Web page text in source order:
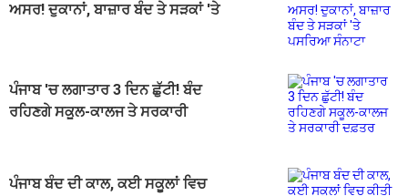
ਅਸਰ! ਦੁਕਾਨਾਂ, ਬਾਜ਼ਾਰ ਬੰਦ ਤੇ ਸੜਕਾਂ 'ਤੇ
ਪੰਜਾਬ 'ਚ ਲਗਾਤਾਰ 3 ਦਿਨ ਛੁੱਟੀ! ਬੰਦ
ਰਹਿਣਗੇ ਸਕੂਲ-ਕਾਲਜ ਤੇ ਸਰਕਾਰੀ
ਪੰਜਾਬ ਬੰਦ ਦੀ ਕਾਲ, ਕਈ ਸਕੂਲਾਂ ਵਿਚ